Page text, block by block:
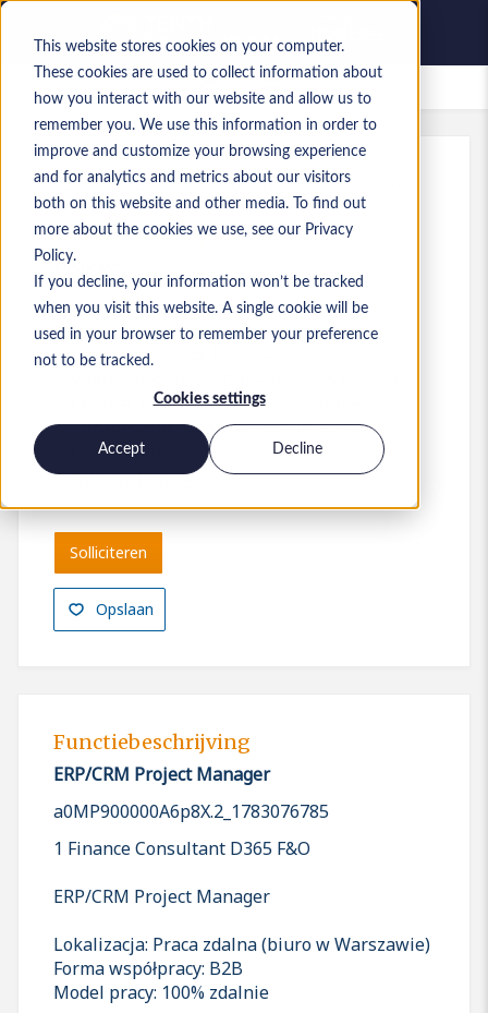
This website stores cookies on your computer.
These cookies are used to collect information about
how you interact with our website and allow us to
remember you. We use this information in order to
improve and customize your browsing experience
and for analytics and metrics about our visitors
both on this website and other media. To find out
more about the cookies we use, see our Privacy
Policy.
If you decline, your information won’t be tracked
when you visit this website. A single cookie will be
used in your browser to remember your preference
not to be tracked.
Cookies settings
Accept Decline
Bewaarde vacatures
Kenmerk:a0MP900000A6p8X.2_1783076785
ERP/CRM Project Manager
Polska
Project Manager
Central, MS Dynamics 365 Customer
Engagement, Dynamics Finance and
Operations
Niveau:Mid-level
Opslaan
Solliciteren
Functiebeschrijving
ERP/CRM Project Manager
a0MP900000A6p8X.2_1783076785
1 Finance Consultant D365 F&O
ERP/CRM Project Manager
Lokalizacja: Praca zdalna (biuro w Warszawie)
Forma współpracy: B2B
Model pracy: 100% zdalnie